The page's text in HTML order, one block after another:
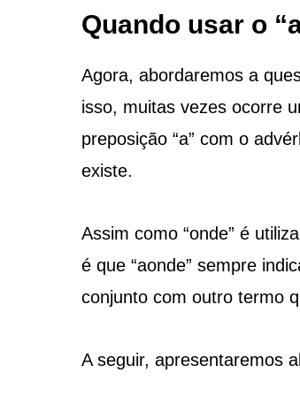
Quando usar o
Agora, abordaremos a
isso, muitas vezes ocorre
preposição “a” com o
existe.
Assim como “onde” é
é que “aonde” sempre
conjunto com outro termo
A seguir, apresentaremos